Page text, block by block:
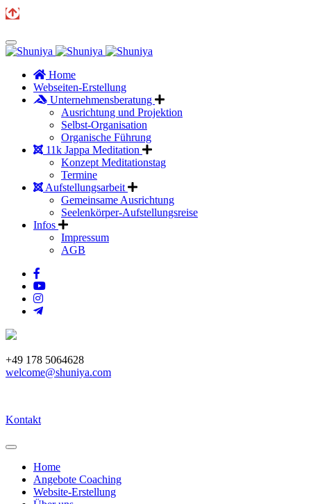
Home
Webseiten-Erstellung
Unternehmensberatung
Ausrichtung und Projektion
Selbst-Organisation
Organische Führung
11k Jappa Meditation
Konzept Meditationstag
Termine
Aufstellungsarbeit
Gemeinsame Ausrichtung
Seelenkörper-Aufstellungsreise
Infos
Impressum
AGB
+49 178 5064628
welcome@shuniya.com
Kontakt
Home
Angebote Coaching
Website-Erstellung